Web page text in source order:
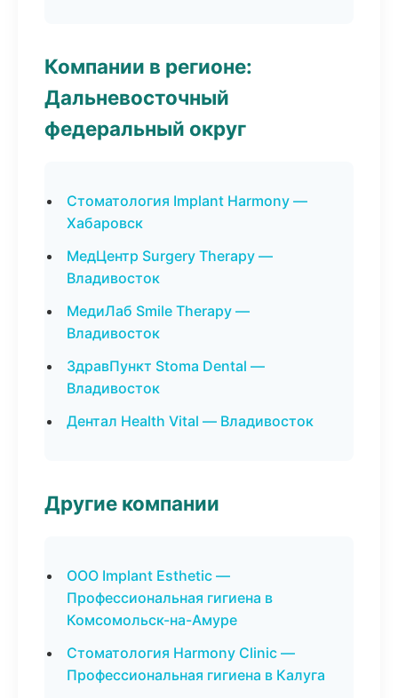
Компании в регионе:
Дальневосточный
федеральный округ
Стоматология Implant Harmony —
Хабаровск
МедЦентр Surgery Therapy —
Владивосток
МедиЛаб Smile Therapy —
Владивосток
ЗдравПункт Stoma Dental —
Владивосток
Дентал Health Vital — Владивосток
Другие компании
ООО Implant Esthetic —
Профессиональная гигиена в
Комсомольск-на-Амуре
Стоматология Harmony Clinic —
Профессиональная гигиена в Калуга